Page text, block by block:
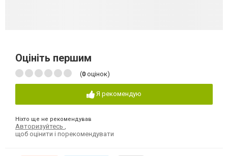
Оцініть першим
(0 оцінок)
Я рекомендую
Ніхто ще не рекомендував
Авторизуйтесь
щоб оцінити і порекомендувати